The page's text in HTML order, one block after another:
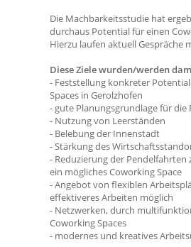
Die Machbarkeitsstudie hat
durchaus Potential für einen
Hierzu laufen aktuell Gespräche
Diese Ziele wurden/werden
- Feststellung konkreter
Spaces in Gerolzhofen
- gute Planungsgrundlage für die
- Nutzung von Leerständen
- Belebung der Innenstadt
- Stärkung des
- Reduzierung der
ein mögliches Coworking Space
- Angebot von flexiblen
effektiveres Arbeiten möglich
- Netzwerken, durch
Coworking Spaces
- modernes und kreatives